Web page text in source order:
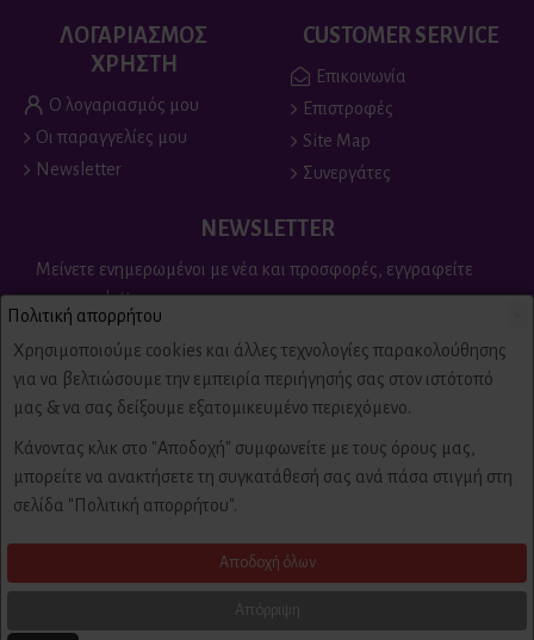
ΛΟΓΑΡΙΑΣΜΟΣ
ΧΡΗΣΤΗ
Ο λογαριασμός μου
Οι παραγγελίες μου
Newsletter
CUSTOMER SERVICE
Επικοινωνία
Επιστροφές
Site Map
Συνεργάτες
NEWSLETTER
Μείνετε ενημερωμένοι με νέα και προσφορές, εγγραφείτε
στο newsletter
Send
Πολιτική απορρήτου & όροι χρήσης
Copyright © 2022, Πυροτεχνήματα
Created by Firstidea
Πολιτική απορρήτου
Χρησιμοποιούμε cookies και άλλες τεχνολογίες παρακολούθησης
για να βελτιώσουμε την εμπειρία περιήγησής σας στον ιστότοπό
μας & να σας δείξουμε εξατομικευμένο περιεχόμενο.
Κάνοντας κλικ στο "Αποδοχή" συμφωνείτε με τους όρους μας,
μπορείτε να ανακτήσετε τη συγκατάθεσή σας ανά πάσα στιγμή στη
σελίδα "Πολιτική απορρήτου".
Αποδοχή όλων
Απόρριψη